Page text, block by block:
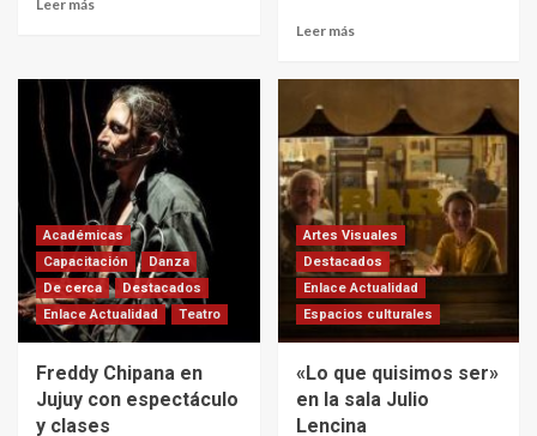
Leer más
Leer más
Académicas
Capacitación
Danza
De cerca
Destacados
Enlace Actualidad
Teatro
Freddy Chipana en
Jujuy con espectáculo
y clases
Artes Visuales
Destacados
Enlace Actualidad
Espacios culturales
«Lo que quisimos ser»
en la sala Julio
Lencina